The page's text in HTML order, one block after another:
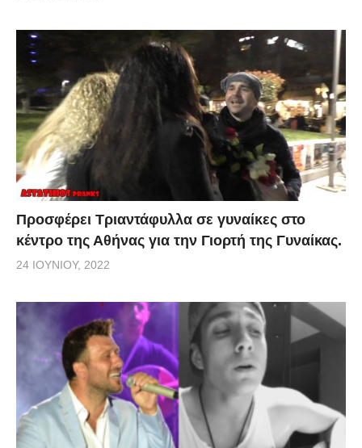
Προσφέρει Τριαντάφυλλα σε γυναίκες στο
κέντρο της Αθήνας για την Γιορτή της Γυναίκας.
24 ΙΟΥΝΊΟΥ, 2022